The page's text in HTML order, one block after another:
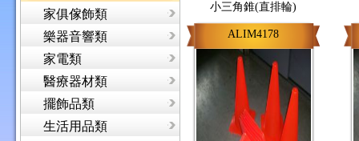
家俱傢飾類
樂器音響類
家電類
醫療器材類
擺飾品類
生活用品類
小三角錐(直排輪)
ALIM4178